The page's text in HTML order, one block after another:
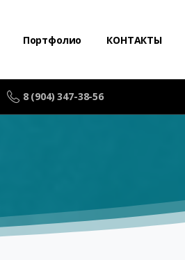
Портфолио КОНТАКТЫ
8 (904) 347-38-56